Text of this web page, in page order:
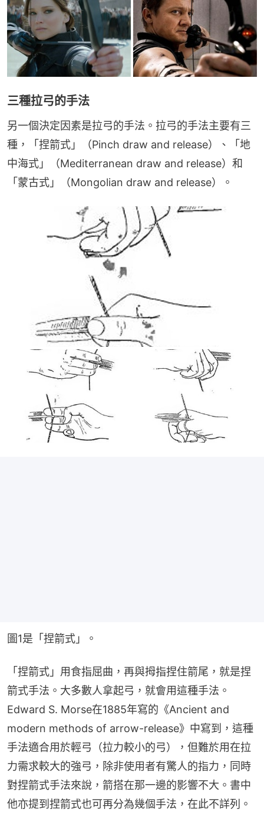
三種拉弓的手法
另一個決定因素是拉弓的手法。拉弓的手法主要有三
種，「捏箭式」（Pinch draw and release）、「地
中海式」（Mediterranean draw and release）和
「蒙古式」（Mongolian draw and release）。
圖1是「捏箭式」。
「捏箭式」用食指屈曲，再與拇指捏住箭尾，就是捏
箭式手法。大多數人拿起弓，就會用這種手法。
Edward S. Morse在1885年寫的《Ancient and
modern methods of arrow-release》中寫到，這種
手法適合用於輕弓（拉力較小的弓），但難於用在拉
力需求較大的強弓，除非使用者有驚人的指力，同時
對捏箭式手法來說，箭搭在那一邊的影響不大。書中
他亦提到捏箭式也可再分為幾個手法，在此不詳列。